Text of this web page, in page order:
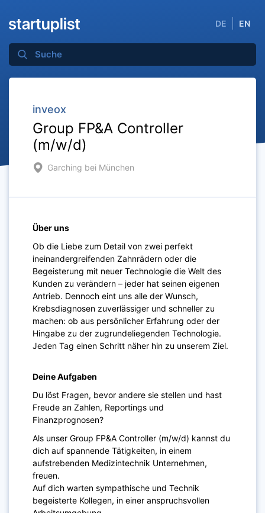
DE EN
inveox
Group FP&A Controller
(m/w/d)
Garching bei München
Über uns
Ob die Liebe zum Detail von zwei perfekt
ineinandergreifenden Zahnrädern oder die
Begeisterung mit neuer Technologie die Welt des
Kunden zu verändern – jeder hat seinen eigenen
Antrieb. Dennoch eint uns alle der Wunsch,
Krebsdiagnosen zuverlässiger und schneller zu
machen: ob aus persönlicher Erfahrung oder der
Hingabe zu der zugrundeliegenden Technologie.
Jeden Tag einen Schritt näher hin zu unserem Ziel.
Deine Aufgaben
Du löst Fragen, bevor andere sie stellen und hast
Freude an Zahlen, Reportings und
Finanzprognosen?
Als unser Group FP&A Controller (m/w/d) kannst du
dich auf spannende Tätigkeiten, in einem
aufstrebenden Medizintechnik Unternehmen,
freuen.
Auf dich warten sympathische und Technik
begeisterte Kollegen, in einer anspruchsvollen